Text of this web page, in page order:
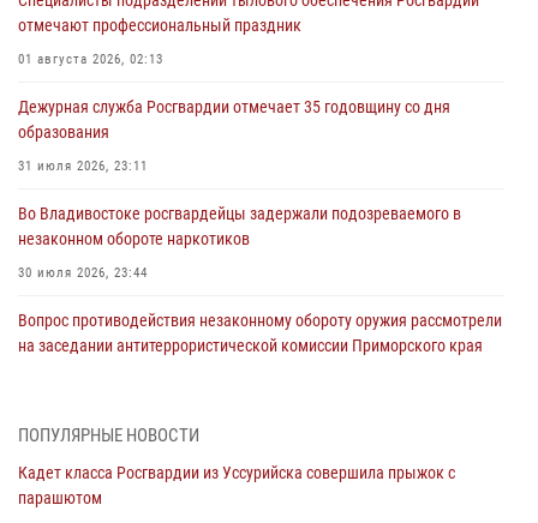
отмечают профессиональный праздник
01 августа 2026, 02:13
Дежурная служба Росгвардии отмечает 35 годовщину со дня
образования
31 июля 2026, 23:11
Во Владивостоке росгвардейцы задержали подозреваемого в
незаконном обороте наркотиков
30 июля 2026, 23:44
Вопрос противодействия незаконному обороту оружия рассмотрели
на заседании антитеррористической комиссии Приморского края
Во Владивостоке во дворе жилого дома сотрудники
ПОПУЛЯРНЫЕ НОВОСТИ
Кадет класса Росгвардии из Уссурийска совершила прыжок с
парашютом